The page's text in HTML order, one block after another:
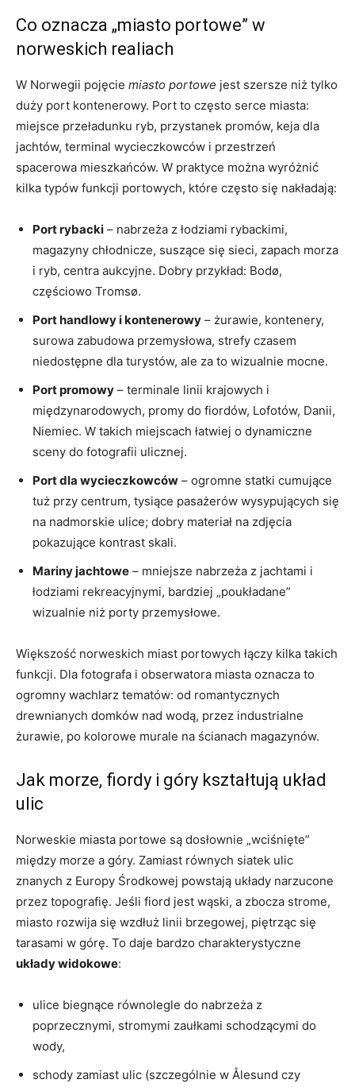
Co oznacza „miasto portowe” w
norweskich realiach
W Norwegii pojęcie miasto portowe jest szersze niż tylko
duży port kontenerowy. Port to często serce miasta:
miejsce przeładunku ryb, przystanek promów, keja dla
jachtów, terminal wycieczkowców i przestrzeń
spacerowa mieszkańców. W praktyce można wyróżnić
kilka typów funkcji portowych, które często się nakładają:
Port rybacki – nabrzeża z łodziami rybackimi,
magazyny chłodnicze, suszące się sieci, zapach morza
i ryb, centra aukcyjne. Dobry przykład: Bodø,
częściowo Tromsø.
Port handlowy i kontenerowy – żurawie, kontenery,
surowa zabudowa przemysłowa, strefy czasem
niedostępne dla turystów, ale za to wizualnie mocne.
Port promowy – terminale linii krajowych i
międzynarodowych, promy do fiordów, Lofotów, Danii,
Niemiec. W takich miejscach łatwiej o dynamiczne
sceny do fotografii ulicznej.
Port dla wycieczkowców – ogromne statki cumujące
tuż przy centrum, tysiące pasażerów wysypujących się
na nadmorskie ulice; dobry materiał na zdjęcia
pokazujące kontrast skali.
Mariny jachtowe – mniejsze nabrzeża z jachtami i
łodziami rekreacyjnymi, bardziej „poukładane”
wizualnie niż porty przemysłowe.
Większość norweskich miast portowych łączy kilka takich
funkcji. Dla fotografa i obserwatora miasta oznacza to
ogromny wachlarz tematów: od romantycznych
drewnianych domków nad wodą, przez industrialne
żurawie, po kolorowe murale na ścianach magazynów.
Jak morze, fiordy i góry kształtują układ
ulic
Norweskie miasta portowe są dosłownie „wciśnięte”
między morze a góry. Zamiast równych siatek ulic
znanych z Europy Środkowej powstają układy narzucone
przez topografię. Jeśli fiord jest wąski, a zbocza strome,
miasto rozwija się wzdłuż linii brzegowej, piętrząc się
tarasami w górę. To daje bardzo charakterystyczne
układy widokowe:
ulice biegnące równolegle do nabrzeża z
poprzecznymi, stromymi zaułkami schodzącymi do
wody,
schody zamiast ulic (szczególnie w Ålesund czy